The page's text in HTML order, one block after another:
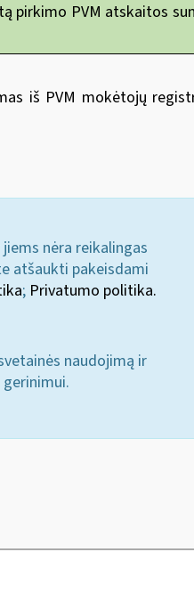
PVM atskaitos
iš PVM mokėtojų
nėra reikalingas
atšaukti pakeisdami
; Privatumo politika.
naudojimą ir